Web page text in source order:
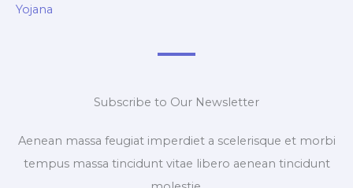
Yojana
Subscribe to Our Newsletter
Aenean massa feugiat imperdiet a scelerisque et morbi
tempus massa tincidunt vitae libero aenean tincidunt